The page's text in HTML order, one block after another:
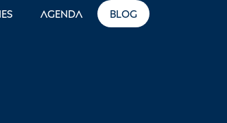
Agenda Blog